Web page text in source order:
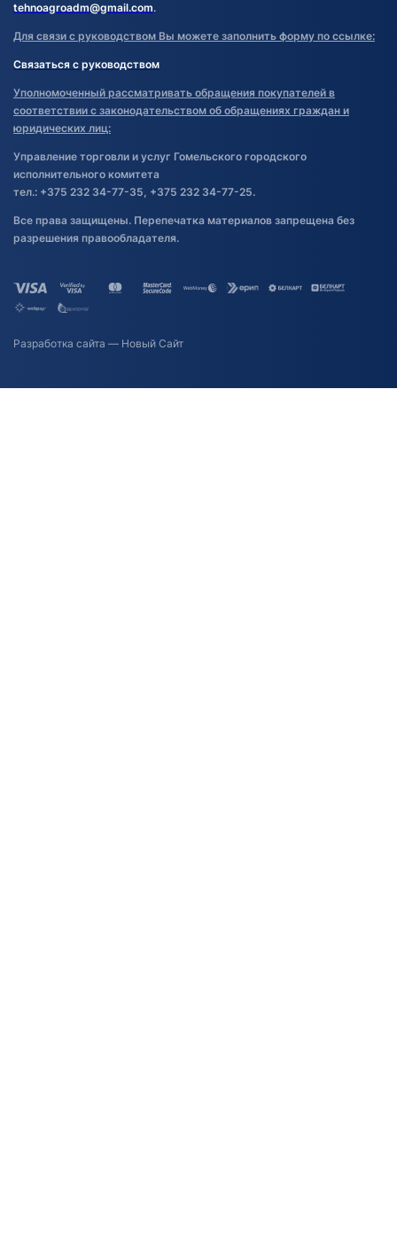
tehnoagroadm@gmail.com.
Для связи с руководством Вы можете заполнить форму по ссылке:
Связаться с руководством
Уполномоченный рассматривать обращения покупателей в
соответствии с законодательством об обращениях граждан и
юридических лиц:
Управление торговли и услуг Гомельского городского
исполнительного комитета
тел.: +375 232 34-77-35, +375 232 34-77-25.
Все права защищены. Перепечатка материалов запрещена без
разрешения правообладателя.
Разработка сайта — Новый Сайт